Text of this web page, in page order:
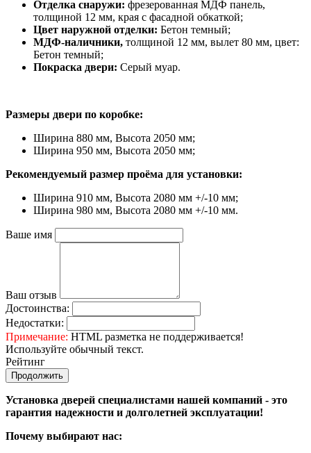
Отделка снаружи: фрезерованная МДФ панель,
толщиной 12 мм, края с фасадной обкаткой;
Цвет наружной отделки: Бетон темный;
МДФ-наличники, толщиной 12 мм, вылет 80 мм, цвет:
Бетон темный;
Покраска двери: Серый муар.
Размеры двери по коробке:
Ширина 880 мм, Высота 2050 мм;
Ширина 950 мм, Высота 2050 мм;
Рекомендуемый размер проёма для установки:
Ширина 910 мм, Высота 2080 мм +/-10 мм;
Ширина 980 мм, Высота 2080 мм +/-10 мм.
Ваше имя
Ваш отзыв
Достоинства:
Недостатки:
Примечание: HTML разметка не поддерживается!
Используйте обычный текст.
Рейтинг
Продолжить
Установка дверей специалистами нашей компаний - это
гарантия надежности и долголетней эксплуатации!
Почему выбирают нас: